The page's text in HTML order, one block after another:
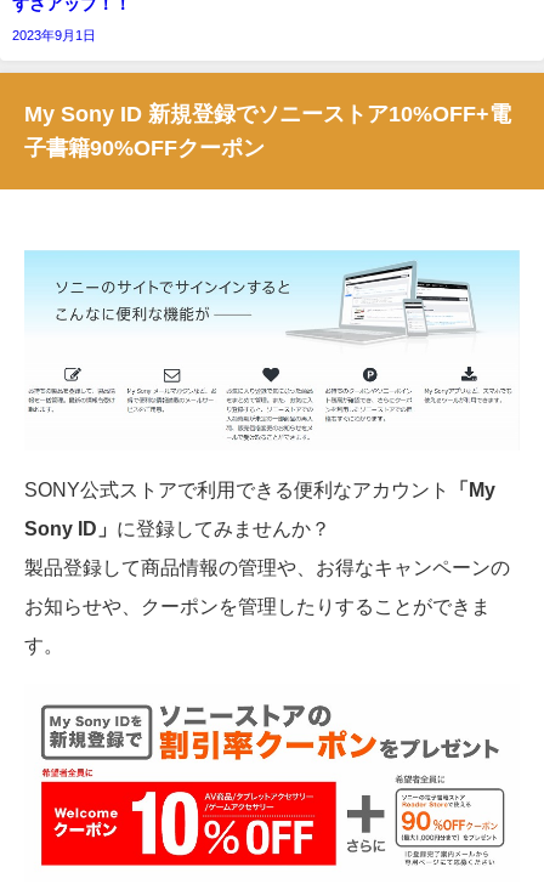
すさアップ！！
2023年9月1日
My Sony ID 新規登録でソニーストア10%OFF+電
子書籍90%OFFクーポン
SONY公式ストアで利用できる便利なアカウント
「My
Sony ID」 に登録してみませんか？
製品登録して商品情報の管理や、お得なキャンペーンの
お知らせや、クーポンを管理したりすることができま
す。